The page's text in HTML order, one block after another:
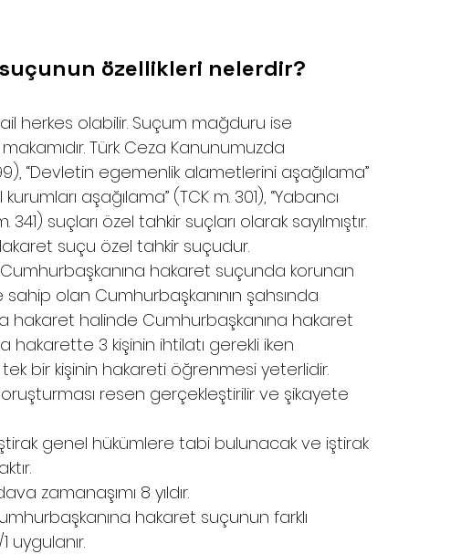
özellikleri nelerdir?
herkes olabilir. Suçum mağduru ise
Türk Ceza Kanunumuzda
“Devletin egemenlik alametlerini aşağılama”
aşağılama” (TCK m. 301), “Yabancı
suçları özel tahkir suçları olarak sayılmıştır.
suçu özel tahkir suçudur.
hakaret suçunda korunan
olan Cumhurbaşkanının şahsında
hakaret halinde Cumhurbaşkanına hakaret
hakarette 3 kişinin ihtilatı gerekli iken
bir kişinin hakareti öğrenmesi yeterlidir.
resen gerçekleştirilir ve şikayete
genel hükümlere tabi bulunacak ve iştirak
zamanaşımı 8 yıldır.
hakaret suçunun farklı